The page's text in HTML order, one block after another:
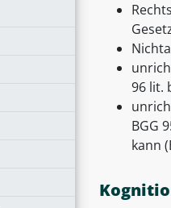
96 lit.
BGG
kann